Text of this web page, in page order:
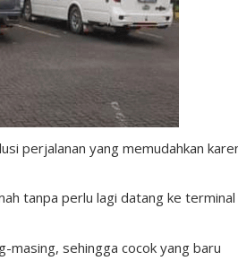
perjalanan yang memudahkan
tanpa perlu lagi datang ke terminal
masing, sehingga cocok yang baru